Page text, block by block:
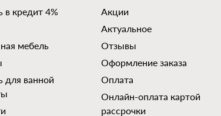
в кредит 4%
мебель
для ванной
Акции
Актуальное
Отзывы
Оформление заказа
Оплата
Онлайн-оплата картой
рассрочки